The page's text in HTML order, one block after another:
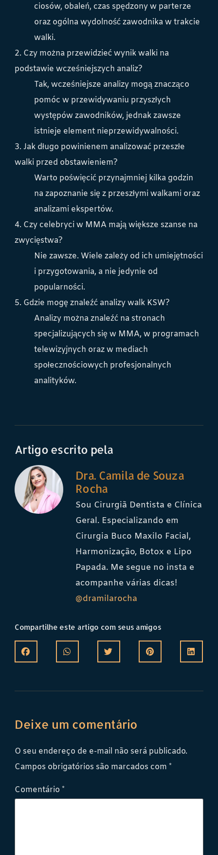
ciosów, obaleń, czas spędzony w parterze
oraz ogólna wydolność zawodnika w trakcie
walki.
2. Czy można przewidzieć wynik walki na
podstawie wcześniejszych analiz?
Tak, wcześniejsze analizy mogą znacząco
pomóc w przewidywaniu przyszłych
występów zawodników, jednak zawsze
istnieje element nieprzewidywalności.
3. Jak długo powinienem analizować przeszłe
walki przed obstawieniem?
Warto poświęcić przynajmniej kilka godzin
na zapoznanie się z przeszłymi walkami oraz
analizami ekspertów.
4. Czy celebryci w MMA mają większe szanse na
zwycięstwa?
Nie zawsze. Wiele zależy od ich umiejętności
i przygotowania, a nie jedynie od
popularności.
5. Gdzie mogę znaleźć analizy walk KSW?
Analizy można znaleźć na stronach
specjalizujących się w MMA, w programach
telewizyjnych oraz w mediach
społecznościowych profesjonalnych
analityków.
Artigo escrito pela
Dra. Camila de Souza
Rocha
Sou Cirurgiã Dentista e Clínica
Geral. Especializando em
Cirurgia Buco Maxilo Facial,
Harmonização, Botox e Lipo
Papada. Me segue no insta e
acompanhe várias dicas!
@dramilarocha
Compartilhe este artigo com seus amigos
Deixe um comentário
O seu endereço de e-mail não será publicado.
Campos obrigatórios são marcados com *
Comentário *